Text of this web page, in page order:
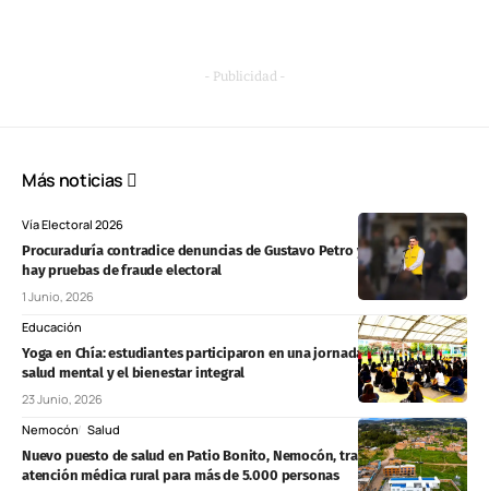
- Publicidad -
Más noticias
Vía Electoral 2026
Procuraduría contradice denuncias de Gustavo Petro y afirma que no
hay pruebas de fraude electoral
1 Junio, 2026
Educación
Yoga en Chía: estudiantes participaron en una jornada enfocada en la
salud mental y el bienestar integral
23 Junio, 2026
Nemocón Salud
Nuevo puesto de salud en Patio Bonito, Nemocón, transformará la
atención médica rural para más de 5.000 personas